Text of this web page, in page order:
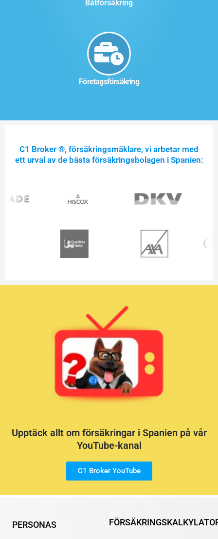
Båtförsäkring
Företagsförsäkring
C1 Broker ®, försäkringsmäklare, vi arbetar med
ett urval av de bästa försäkringsbolagen i Spanien:
Upptäck allt om försäkringar i Spanien på vår
YouTube-kanal
C1 Broker YouTube
PERSONAS